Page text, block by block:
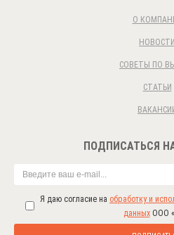
О
НОВОСТИ
СОВЕТЫ ПО
СТАТЬИ
ПОДПИСАТЬСЯ
Я даю согласие на обработку и
данныхООО